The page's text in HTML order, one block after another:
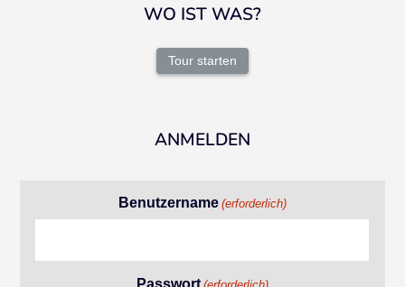
WO IST WAS?
Tour starten
ANMELDEN
Benutzername (erforderlich)